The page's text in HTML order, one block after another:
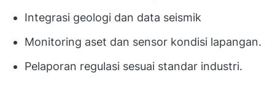
Integrasi geologi dan data seismik
Monitoring aset dan sensor kondisi lapangan.
Pelaporan regulasi sesuai standar industri.